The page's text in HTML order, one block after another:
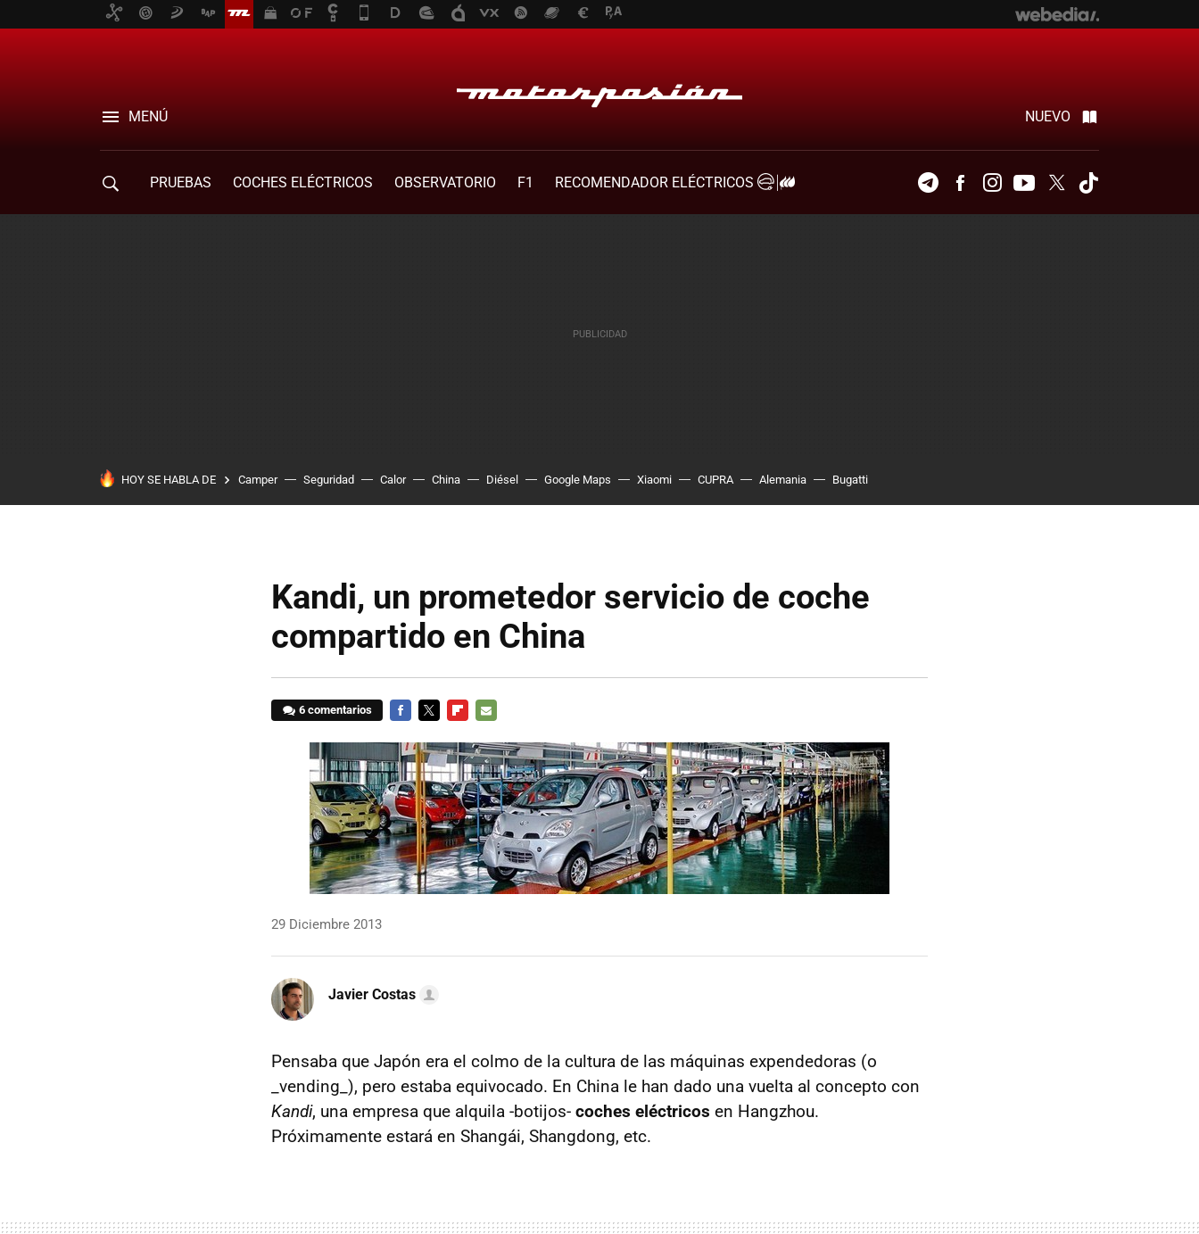
MENÚ NUEVO
PRUEBAS COCHES ELÉCTRICOS OBSERVATORIO F1
RECOMENDADOR ELÉCTRICOS
TelegramFacebookInstagramYoutubeTwitter
HOY SE HABLA DE Camper Seguridad Calor China Diésel Google Maps Xiaomi CUPRA Alemania Bugatti
Kandi, un prometedor servicio de coche
compartido en China
6 comentarios
MAIL
29 Diciembre 2013
Javier Costas
Pensaba que Japón era el colmo de la cultura de las máquinas expendedoras (o
_vending_), pero estaba equivocado. En China le han dado una vuelta al concepto con
Kandi, una empresa que alquila -botijos- coches eléctricos en Hangzhou.
Próximamente estará en Shangái, Shangdong, etc.